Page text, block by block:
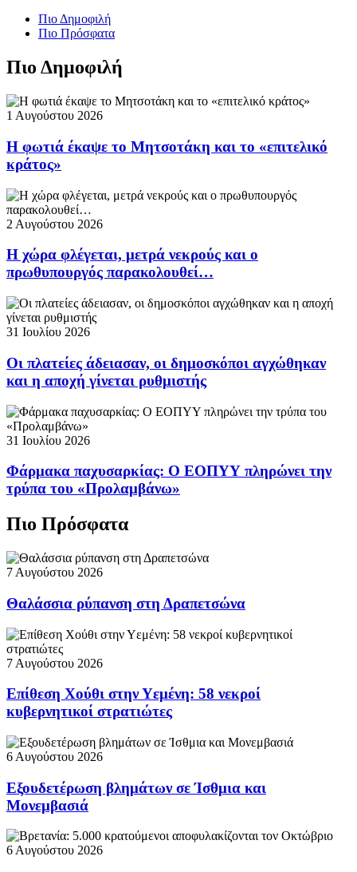
Πιο Δημοφιλή
Πιο Πρόσφατα
Πιο Δημοφιλή
1 Αυγούστου 2026
Η φωτιά έκαψε το Μητσοτάκη και το «επιτελικό
κράτος»
2 Αυγούστου 2026
Η χώρα φλέγεται, μετρά νεκρούς και ο
πρωθυπουργός παρακολουθεί…
31 Ιουλίου 2026
Οι πλατείες άδειασαν, οι δημοσκόποι αγχώθηκαν
και η αποχή γίνεται ρυθμιστής
31 Ιουλίου 2026
Φάρμακα παχυσαρκίας: Ο ΕΟΠΥΥ πληρώνει την
τρύπα του «Προλαμβάνω»
Πιο Πρόσφατα
7 Αυγούστου 2026
Θαλάσσια ρύπανση στη Δραπετσώνα
7 Αυγούστου 2026
Επίθεση Χούθι στην Υεμένη: 58 νεκροί
κυβερνητικοί στρατιώτες
6 Αυγούστου 2026
Εξουδετέρωση βλημάτων σε Ίσθμια και
Μονεμβασιά
6 Αυγούστου 2026